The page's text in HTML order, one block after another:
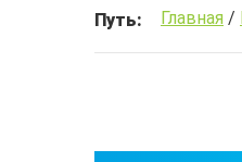
Путь: Главная /